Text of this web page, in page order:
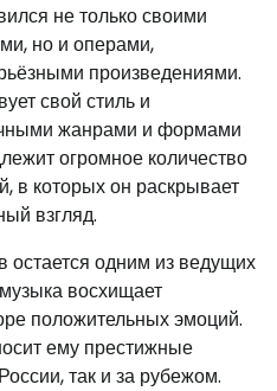
не только своими
но и операми,
произведениями.
свой стиль и
жанрами и формами
огромное количество
в которых он раскрывает
взгляд.
одним из ведущих
восхищает
положительных эмоций.
ему престижные
так и за рубежом.